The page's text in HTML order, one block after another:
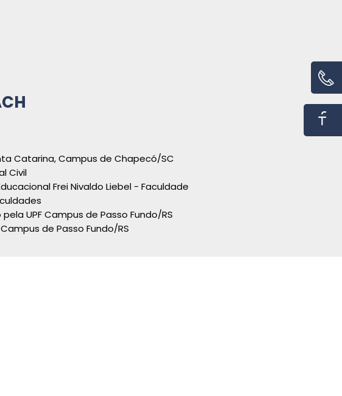
Catarina, Campus de Chapecó/SC
Civil
Frei Nivaldo Liebel - Faculdade
UPF Campus de Passo Fundo/RS
de Passo Fundo/RS